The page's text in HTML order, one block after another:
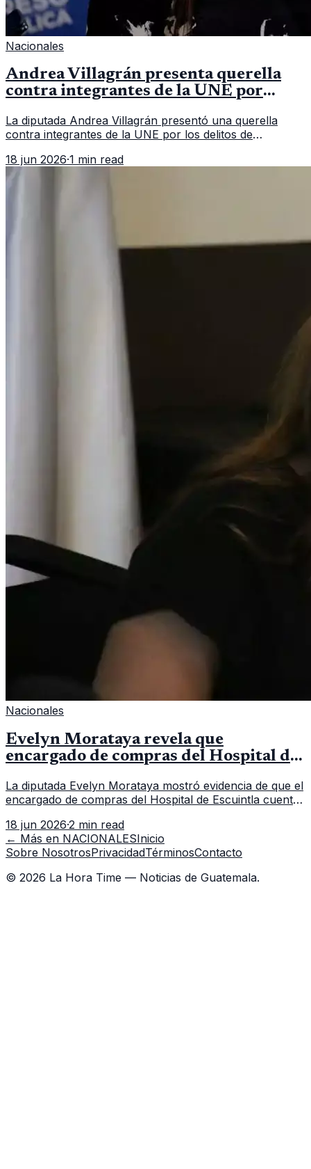
Nacionales
Andrea Villagrán presenta querella
contra integrantes de la UNE por
La diputada Andrea Villagrán presentó una querella
contra integrantes de la UNE por los delitos de
18 jun 2026·1 min read
Nacionales
Evelyn Morataya revela que
encargado de compras del Hospital de
La diputada Evelyn Morataya mostró evidencia de que el
encargado de compras del Hospital de Escuintla cuenta
capacitación en la capital.
18 jun 2026·2 min read
← Más en NACIONALESInicio
Sobre NosotrosPrivacidadTérminosContacto
© 2026 La Hora Time — Noticias de Guatemala.